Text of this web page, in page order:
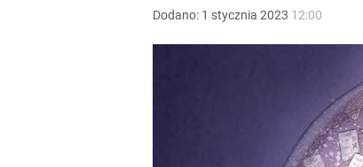
Dodano: 1 stycznia 2023 12:00